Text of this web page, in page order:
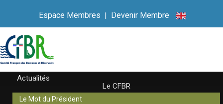
Espace Membres | Devenir Membre
Actualités
Le CFBR
Le Mot du Président